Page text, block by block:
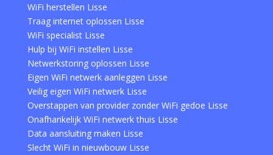
WiFi herstellen Lisse
Traag internet oplossen Lisse
WiFi specialist Lisse
Hulp bij WiFi instellen Lisse
Netwerkstoring oplossen Lisse
Eigen WiFi netwerk aanleggen Lisse
Veilig eigen WiFi netwerk Lisse
Overstappen van provider zonder WiFi gedoe Lisse
Onafhankelijk WiFi netwerk thuis Lisse
Data aansluiting maken Lisse
Slecht WiFi in nieuwbouw Lisse